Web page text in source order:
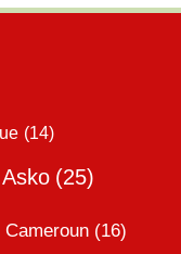
(14)
Asko (25)
Cameroun (16)